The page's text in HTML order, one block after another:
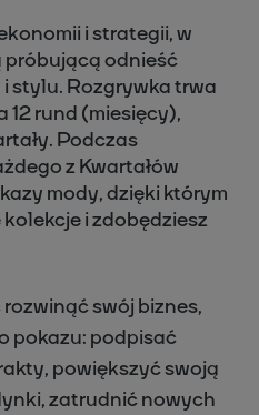
i strategii, w
próbującą odnieść
stylu. Rozgrywka trwa
12 rund (miesięcy),
Podczas
z Kwartałów
mody, dzięki którym
i zdobędziesz
swój biznes,
pokazu: podpisać
powiększyć swoją
zatrudnić nowych